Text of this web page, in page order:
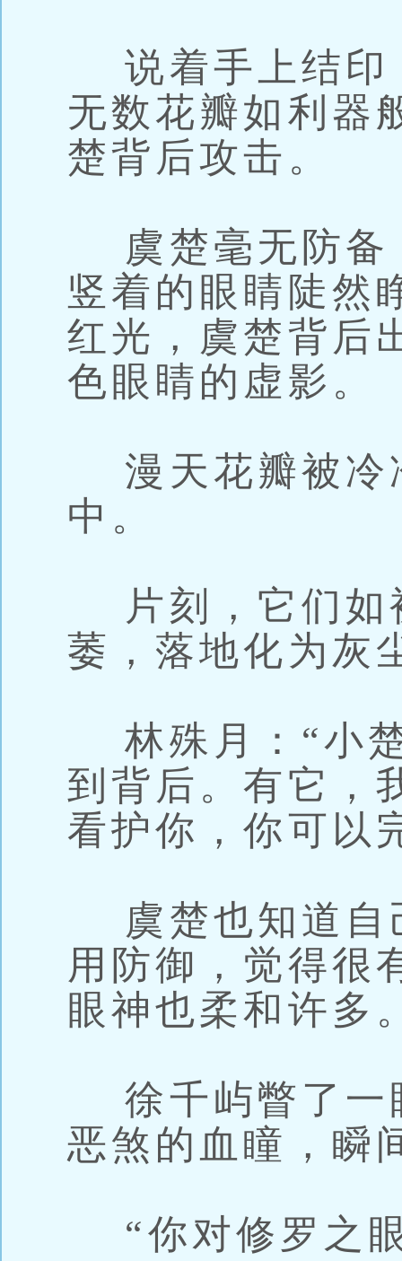
说着手上结印
无数花瓣如利器
楚背后攻击。
虞楚毫无防备
竖着的眼睛陡然
红光，虞楚背后
色眼睛的虚影。
漫天花瓣被冷
中。
片刻，它们如
萎，落地化为灰
林殊月：“小
到背后。有它，
看护你，你可以
虞楚也知道自
用防御，觉得很
眼神也柔和许多
徐千屿瞥了一
恶煞的血瞳，瞬
“你对修罗之